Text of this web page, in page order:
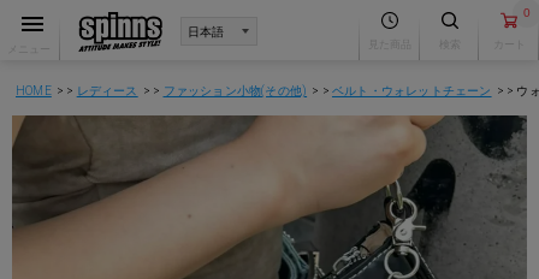
0
HOME レディース ファッション小物(その他) ベルト・ウォレットチェーン ウ